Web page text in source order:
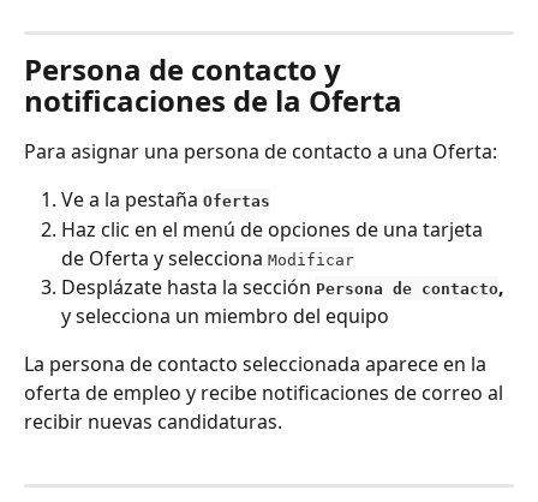
Persona de contacto y
notificaciones de la Oferta
Para asignar una persona de contacto a una Oferta:
Ve a la pestaña Ofertas
Haz clic en el menú de opciones de una tarjeta
de Oferta y selecciona Modificar
Desplázate hasta la sección Persona de contacto,
y selecciona un miembro del equipo
La persona de contacto seleccionada aparece en la
oferta de empleo y recibe notificaciones de correo al
recibir nuevas candidaturas.